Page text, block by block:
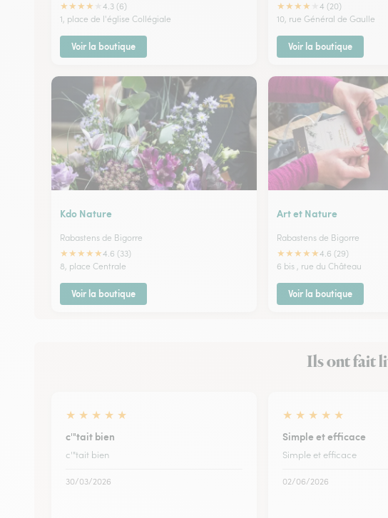
★★★★
4.3 (6)
1, place de l'église Collégiale
Voir la boutique
★★★★
4 (20)
10, rue Général de Gaulle
Voir la boutique
Kdo Nature
Rabastens de Bigorre
★★★★★4.6 (33)
8, place Centrale
Voir la boutique
Art et Nature
Rabastens de Bigorre
★★★★★4.6 (29)
6 bis , rue du Château
Voir la boutique
Ils ont fait
★ ★ ★ ★ ★
c'"tait bien
c'"tait bien
30/03/2026
★ ★ ★ ★ ★
Simple et efficace
Simple et efficace
02/06/2026